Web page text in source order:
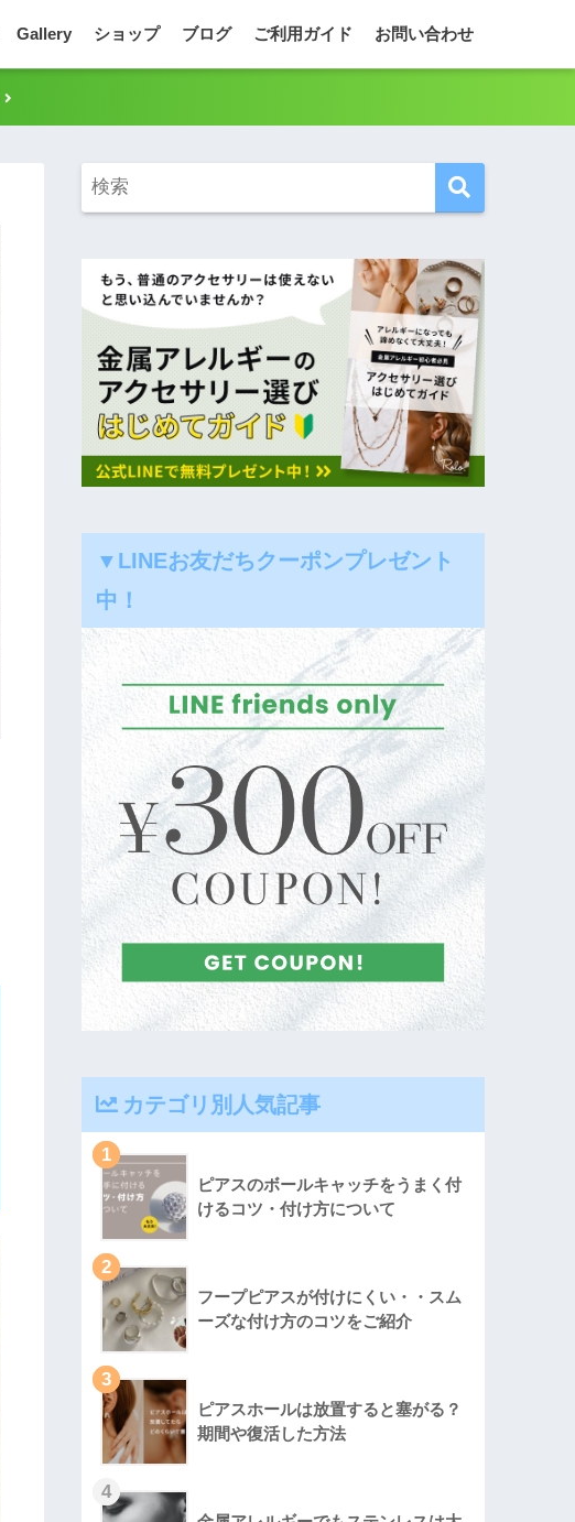
Gallery ショップ ブログ ご利用ガイド お問い合わせ
▼LINEお友だちクーポンプレゼント
中！
カテゴリ別人気記事
1
ピアスのボールキャッチをうまく付
けるコツ・付け方について
2
フープピアスが付けにくい・・スム
ーズな付け方のコツをご紹介
3
ピアスホールは放置すると塞がる？
期間や復活した方法
4